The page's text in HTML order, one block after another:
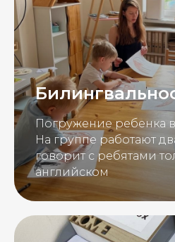
Погружение ребенка
На группе работают
говорит с ребятами
английском